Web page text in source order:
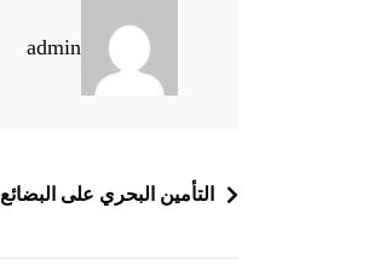
admin
تصفّح
المقالات
التأمين البحري على البضائع